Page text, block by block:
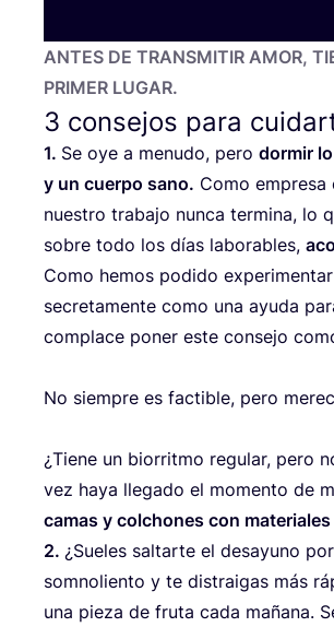
ANTES DE TRANS­MI­TIR AMOR,
PRI­MER LUGAR.
3 consejos para
1. Se oye a menu­do, pero dor­mir
y un cuer­po sano. Como
nues­tro tra­ba­jo nun­ca ter­mi­na, lo
sobre todo los días labo­ra­bles,
Como hemos podi­do
secre­ta­men­te como una ayu­da
com­pla­ce poner este con­se­jo
No siem­pre es fac­ti­ble, pero
¿Tie­ne un bio­rrit­mo regu­lar, pero
vez haya lle­ga­do el momen­to de
camas y col­cho­nes con mate­ria­les
2. ¿Sue­les sal­tar­te el desa­yuno
som­no­lien­to y te dis­trai­gas más
una pie­za de fru­ta cada maña­na.